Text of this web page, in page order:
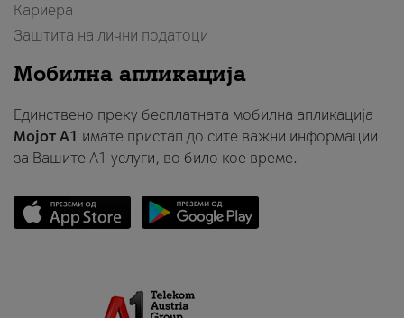
Кариера
Заштита на лични податоци
Мобилна апликација
Единствено преку бесплатната мобилна апликација
Мојот A1 имате пристап до сите важни информации
за Вашите A1 услуги, во било кое време.